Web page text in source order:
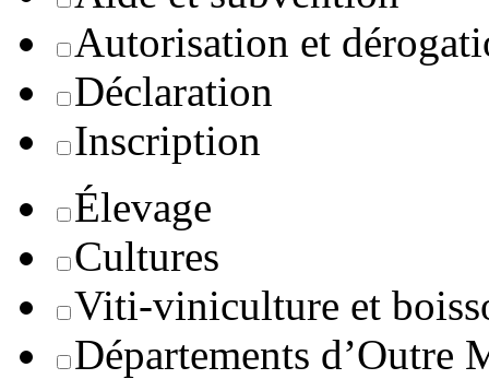
Autorisation et
Déclaration
Inscription
Élevage
Cultures
Viti-viniculture et
Départements d’Outre